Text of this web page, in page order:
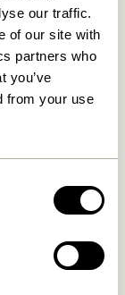
our traffic.
of our site with
partners who
you’ve
from your use
Hellblau